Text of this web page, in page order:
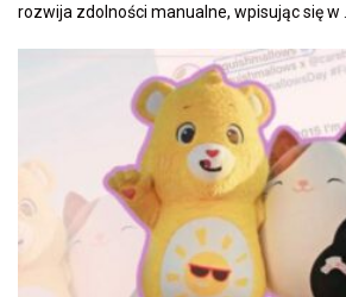
rozwija zdolności manualne, wpisując się w ...